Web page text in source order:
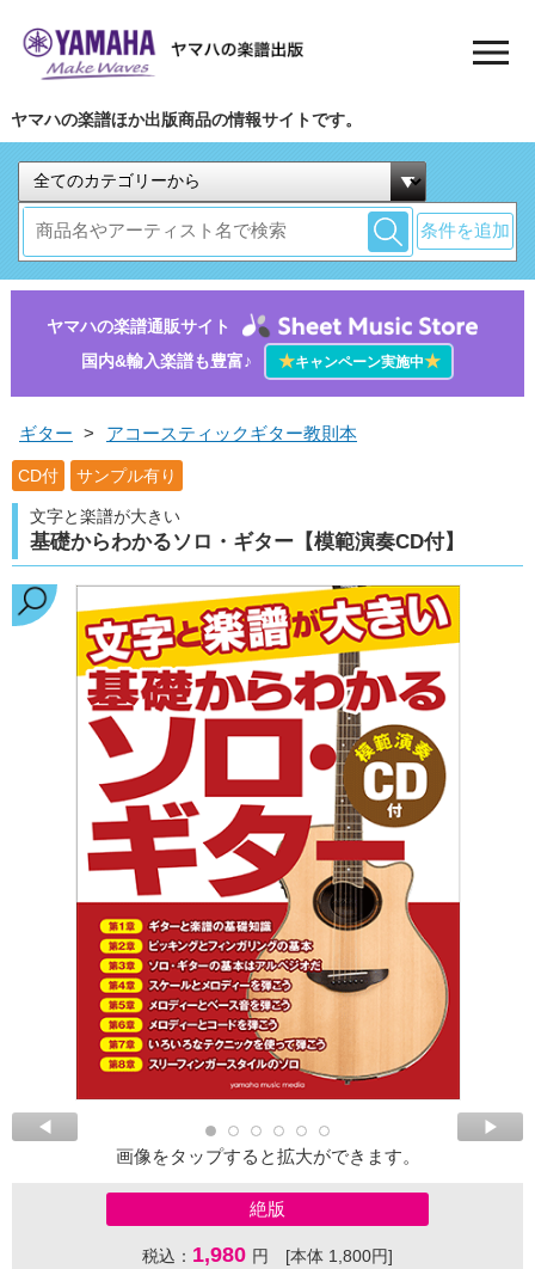
ヤマハの楽譜ほか出版商品の情報サイトです。
条件を追加
ヤマハの楽譜通販サイト
国内&輸入楽譜も豊富♪
★キャンペーン実施中★
ギター > アコースティックギター教則本
CD付 サンプル有り
文字と楽譜が大きい
基礎からわかるソロ・ギター【模範演奏CD付】
画像をタップすると拡大ができます。
絶版
税込： 1,980 円 [本体 1,800円]